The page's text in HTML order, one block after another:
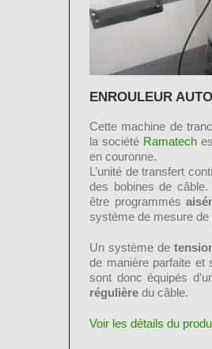
ENROULEUR
Cette machine de
la société Ramatech
en couronne.
L’unité de transfert
des bobines de câble.
être programmés
système de mesure de
Un système de
de manière parfaite
sont donc équipés
régulière du câble.
Voir les détails du